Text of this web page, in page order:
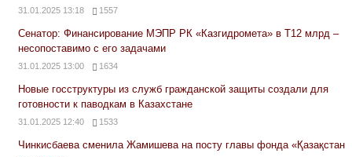
31.01.2025 13:18 1557
Сенатор: Финансирование МЭПР РК «Казгидромета» в Т12 млрд –
несопоставимо с его задачами
31.01.2025 13:00 1634
Новые госструктуры из служб гражданской защиты создали для
готовности к паводкам в Казахстане
31.01.2025 12:40 1533
Чинкисбаева сменила Жамишева на посту главы фонда «Қазақстан